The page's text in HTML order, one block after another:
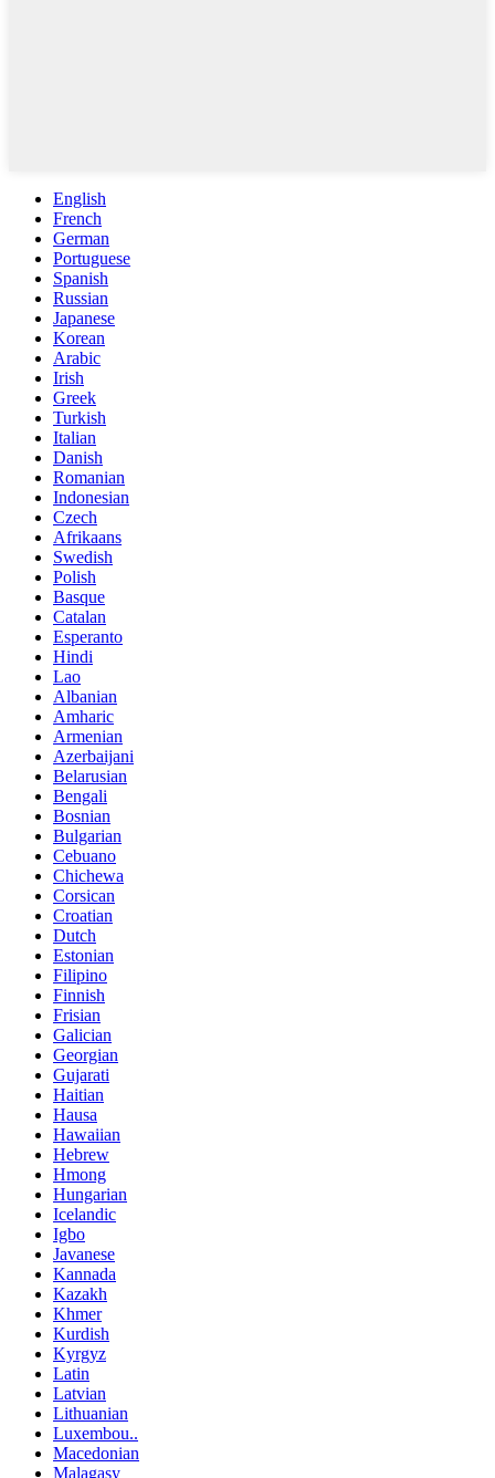
English
French
German
Portuguese
Spanish
Russian
Japanese
Korean
Arabic
Irish
Greek
Turkish
Italian
Danish
Romanian
Indonesian
Czech
Afrikaans
Swedish
Polish
Basque
Catalan
Esperanto
Hindi
Lao
Albanian
Amharic
Armenian
Azerbaijani
Belarusian
Bengali
Bosnian
Bulgarian
Cebuano
Chichewa
Corsican
Croatian
Dutch
Estonian
Filipino
Finnish
Frisian
Galician
Georgian
Gujarati
Haitian
Hausa
Hawaiian
Hebrew
Hmong
Hungarian
Icelandic
Igbo
Javanese
Kannada
Kazakh
Khmer
Kurdish
Kyrgyz
Latin
Latvian
Lithuanian
Luxembou..
Macedonian
Malagasy